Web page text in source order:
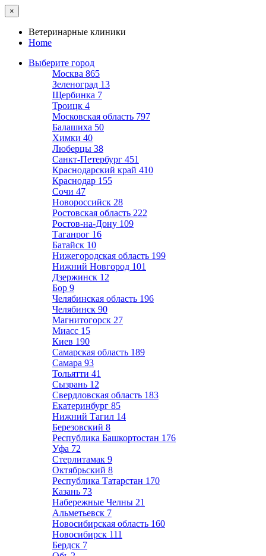
×
Ветеринарные клиники
Home
Выберите город
Москва 865
Зеленоград 13
Щербинка 7
Троицк 4
Московская область 797
Балашиха 50
Химки 40
Люберцы 38
Санкт-Петербург 451
Краснодарский край 410
Краснодар 155
Сочи 47
Новороссийск 28
Ростовская область 222
Ростов-на-Дону 109
Таганрог 16
Батайск 10
Нижегородская область 199
Нижний Новгород 101
Дзержинск 12
Бор 9
Челябинская область 196
Челябинск 90
Магнитогорск 27
Миасс 15
Киев 190
Самарская область 189
Самара 93
Тольятти 41
Сызрань 12
Свердловская область 183
Екатеринбург 85
Нижний Тагил 14
Березовский 8
Республика Башкортостан 176
Уфа 72
Стерлитамак 9
Октябрьский 8
Республика Татарстан 170
Казань 73
Набережные Челны 21
Альметьевск 7
Новосибирская область 160
Новосибирск 111
Бердск 7